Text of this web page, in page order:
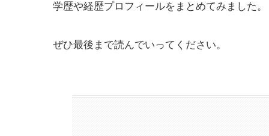
学歴や経歴プロフィールをまとめてみました。
ぜひ最後まで読んでいってください。